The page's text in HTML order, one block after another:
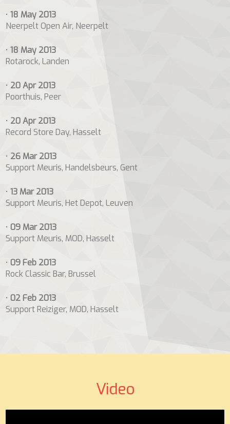
•18 May 2013
Neerpelt Open Air, Neerpelt
•18 May 2013
Rotarock, Landen
• 20 Apr 2013
Poorthuis, Peer
• 20 Apr 2013
Record Store Day, Hasselt
• 26 Mar 2013
Support Meuris, Handelsbeurs, Gent
•13 Mar 2013
Support Meuris, Het Depot, Leuven
•09 Mar 2013
Support Meuris, MOD, Hasselt
•09 Feb 2013
Rock Classic Bar, Brussel
•02 Feb 2013
Support Reiziger, MOD, Hasselt
Video